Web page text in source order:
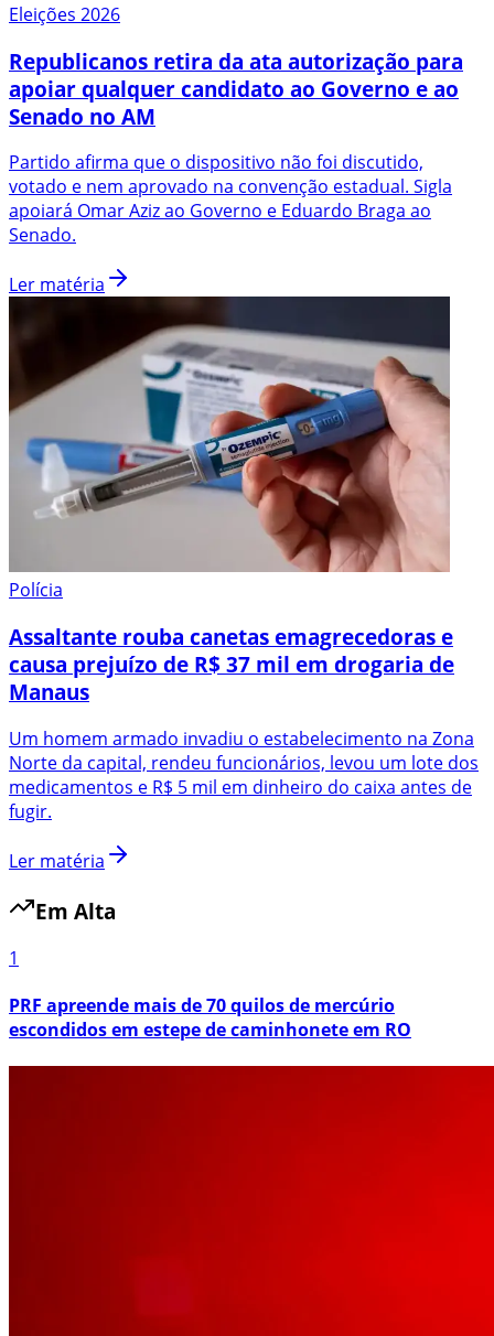
Eleições 2026
Republicanos retira da ata autorização para
apoiar qualquer candidato ao Governo e ao
Senado no AM
Partido afirma que o dispositivo não foi discutido,
votado e nem aprovado na convenção estadual. Sigla
apoiará Omar Aziz ao Governo e Eduardo Braga ao
Senado.
Ler matéria
Polícia
Assaltante rouba canetas emagrecedoras e
causa prejuízo de R$ 37 mil em drogaria de
Manaus
Um homem armado invadiu o estabelecimento na Zona
Norte da capital, rendeu funcionários, levou um lote dos
medicamentos e R$ 5 mil em dinheiro do caixa antes de
fugir.
Ler matéria
Em Alta
1
PRF apreende mais de 70 quilos de mercúrio
escondidos em estepe de caminhonete em RO